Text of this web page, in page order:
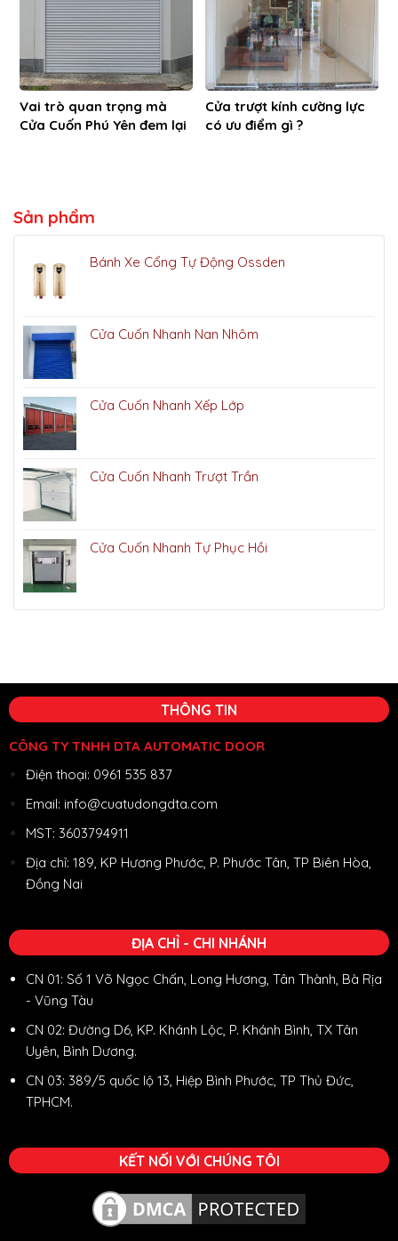
Vai trò quan trọng mà
Cửa Cuốn Phú Yên đem lại
Cửa trượt kính cường lực
có ưu điểm gì ?
Sản phẩm
Bánh Xe Cổng Tự Động Ossden
Cửa Cuốn Nhanh Nan Nhôm
Cửa Cuốn Nhanh Xếp Lớp
Cửa Cuốn Nhanh Trượt Trần
Cửa Cuốn Nhanh Tự Phục Hồi
THÔNG TIN
CÔNG TY TNHH DTA AUTOMATIC DOOR
Điện thoại: 0961 535 837
Email: info@cuatudongdta.com
MST: 3603794911
Địa chỉ: 189, KP Hương Phước, P. Phước Tân, TP Biên Hòa,
Đồng Nai
ĐỊA CHỈ - CHI NHÁNH
CN 01: Số 1 Võ Ngọc Chấn, Long Hương, Tân Thành, Bà Rịa
- Vũng Tàu
CN 02: Đường D6, KP. Khánh Lộc, P. Khánh Bình, TX Tân
Uyên, Bình Dương.
CN 03: 389/5 quốc lộ 13, Hiệp Bình Phước, TP Thủ Đức,
TPHCM.
KẾT NỐI VỚI CHÚNG TÔI